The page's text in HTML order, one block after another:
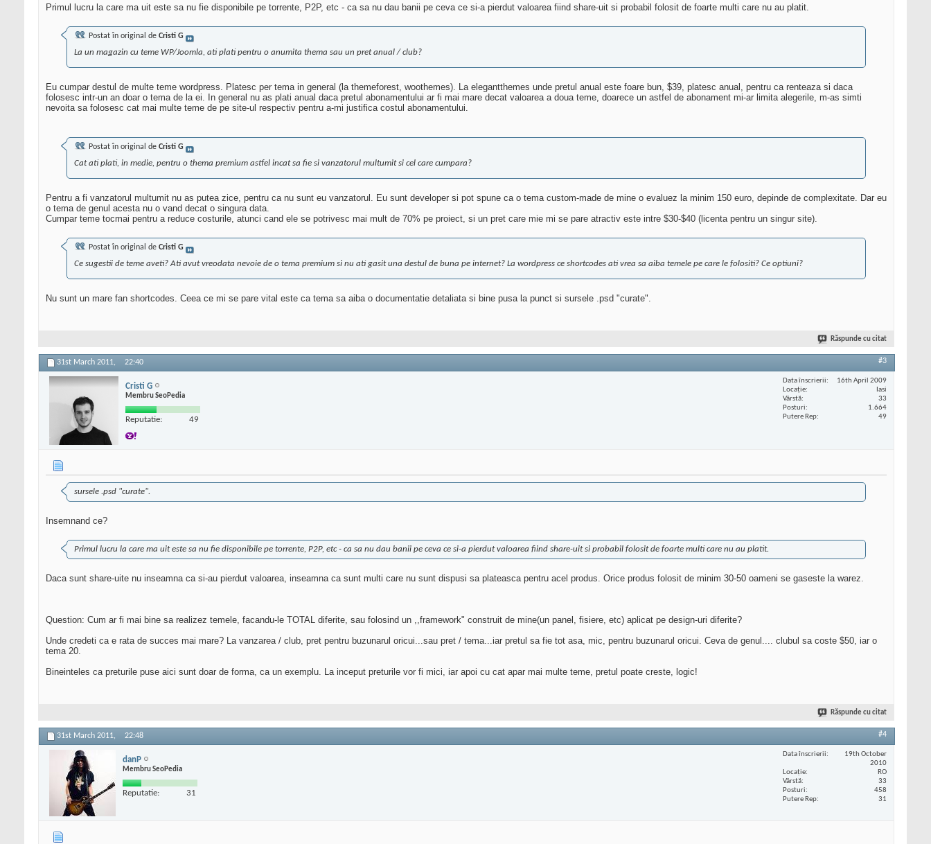
Primul lucru la care ma uit este sa nu fie disponibile pe torrente, P2P, etc - ca sa nu dau banii pe ceva ce si-a pierdut valoarea fiind share-uit si probabil folosit de foarte multi care nu au platit.
Postat în original de Cristi G
La un magazin cu teme WP/Joomla, ati plati pentru o anumita thema sau un pret anual / club?
Eu cumpar destul de multe teme wordpress. Platesc per tema in general (la themeforest, woothemes). La elegantthemes unde pretul anual este foare bun, $39, platesc anual, pentru ca renteaza si daca
folosesc intr-un an doar o tema de la ei. In general nu as plati anual daca pretul abonamentului ar fi mai mare decat valoarea a doua teme, doarece un astfel de abonament mi-ar limita alegerile, m-as simti
nevoita sa folosesc cat mai multe teme de pe site-ul respectiv pentru a-mi justifica costul abonamentului.
Postat în original de Cristi G
Cat ati plati, in medie, pentru o thema premium astfel incat sa fie si vanzatorul multumit si cel care cumpara?
Pentru a fi vanzatorul multumit nu as putea zice, pentru ca nu sunt eu vanzatorul. Eu sunt developer si pot spune ca o tema custom-made de mine o evaluez la minim 150 euro, depinde de complexitate. Dar eu
o tema de genul acesta nu o vand decat o singura data.
Cumpar teme tocmai pentru a reduce costurile, atunci cand ele se potrivesc mai mult de 70% pe proiect, si un pret care mie mi se pare atractiv este intre $30-$40 (licenta pentru un singur site).
Postat în original de Cristi G
Ce sugestii de teme aveti? Ati avut vreodata nevoie de o tema premium si nu ati gasit una destul de buna pe internet? La wordpress ce shortcodes ati vrea sa aiba temele pe care le folositi? Ce optiuni?
Nu sunt un mare fan shortcodes. Ceea ce mi se pare vital este ca tema sa aiba o documentatie detaliata si bine pusa la punct si sursele .psd "curate".
Răspunde cu citat
31st March 2011, 22:40 #3
Cristi G
Membru SeoPedia
Reputatie: 49
Data înscrierii
16th April 2009
Locaţie
Iasi
Vârstă
33
Posturi
1.664
Putere Rep
49
sursele .psd "curate".
Insemnand ce?
Primul lucru la care ma uit este sa nu fie disponibile pe torrente, P2P, etc - ca sa nu dau banii pe ceva ce si-a pierdut valoarea fiind share-uit si probabil folosit de foarte multi care nu au platit.
Daca sunt share-uite nu inseamna ca si-au pierdut valoarea, inseamna ca sunt multi care nu sunt dispusi sa plateasca pentru acel produs. Orice produs folosit de minim 30-50 oameni se gaseste la warez.
Question: Cum ar fi mai bine sa realizez temele, facandu-le TOTAL diferite, sau folosind un ,,framework" construit de mine(un panel, fisiere, etc) aplicat pe design-uri diferite?
Unde credeti ca e rata de succes mai mare? La vanzarea / club, pret pentru buzunarul oricui...sau pret / tema...iar pretul sa fie tot asa, mic, pentru buzunarul oricui. Ceva de genul.... clubul sa coste $50, iar o
tema 20.
Bineinteles ca preturile puse aici sunt doar de forma, ca un exemplu. La inceput preturile vor fi mici, iar apoi cu cat apar mai multe teme, pretul poate creste, logic!
Răspunde cu citat
31st March 2011, 22:48 #4
danP
Membru SeoPedia
Reputatie: 31
Data înscrierii
19th October
2010
Locaţie
RO
Vârstă
33
Posturi
458
Putere Rep
31